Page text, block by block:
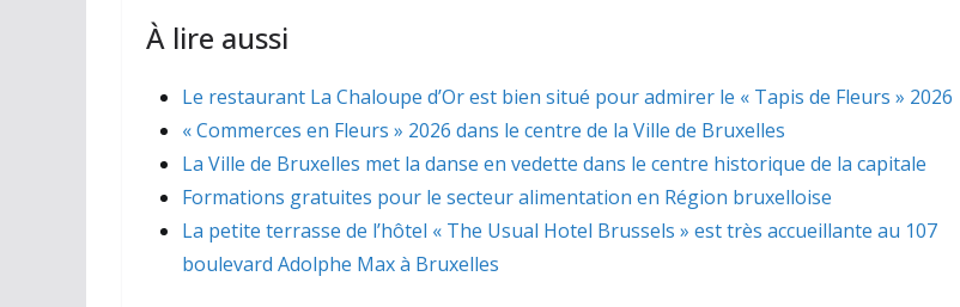
À lire aussi
Le restaurant La Chaloupe d’Or est bien situé pour admirer le « Tapis de Fleurs » 2026
« Commerces en Fleurs » 2026 dans le centre de la Ville de Bruxelles
La Ville de Bruxelles met la danse en vedette dans le centre historique de la capitale
Formations gratuites pour le secteur alimentation en Région bruxelloise
La petite terrasse de l’hôtel « The Usual Hotel Brussels » est très accueillante au 107
boulevard Adolphe Max à Bruxelles